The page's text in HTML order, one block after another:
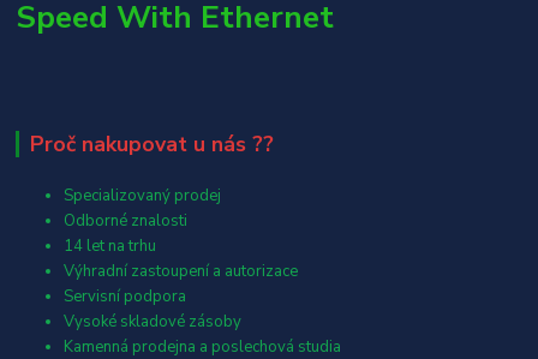
Speed With Ethernet
Proč nakupovat u nás ??
Specializovaný prodej
Odborné znalosti
14 let na trhu
Výhradní zastoupení a autorizace
Servisní podpora
Vysoké skladové zásoby
Kamenná prodejna a poslechová studia